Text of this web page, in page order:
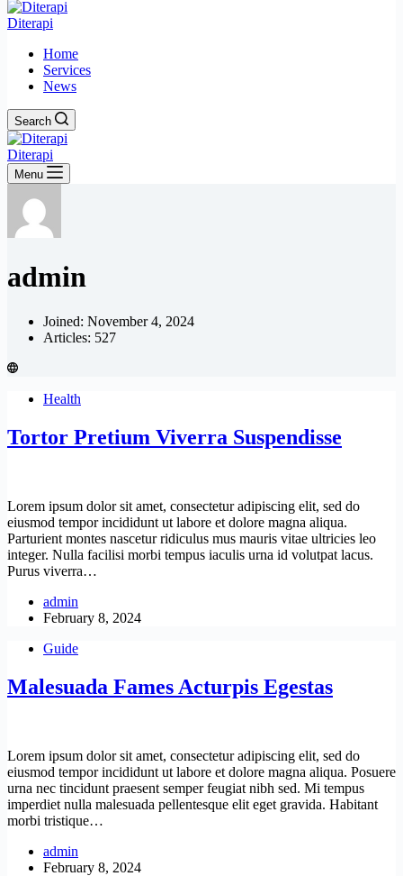
Diterapi
Home
Services
News
Search
Diterapi
Menu
admin
Joined: November 4, 2024
Articles: 527
Health
Tortor Pretium Viverra Suspendisse
Lorem ipsum dolor sit amet, consectetur adipiscing elit, sed do
eiusmod tempor incididunt ut labore et dolore magna aliqua.
Parturient montes nascetur ridiculus mus mauris vitae ultricies leo
integer. Nulla facilisi morbi tempus iaculis urna id volutpat lacus.
Purus viverra…
admin
February 8, 2024
Guide
Malesuada Fames Acturpis Egestas
Lorem ipsum dolor sit amet, consectetur adipiscing elit, sed do
eiusmod tempor incididunt ut labore et dolore magna aliqua. Posuere
urna nec tincidunt praesent semper feugiat nibh sed. Mi tempus
imperdiet nulla malesuada pellentesque elit eget gravida. Habitant
morbi tristique…
admin
February 8, 2024